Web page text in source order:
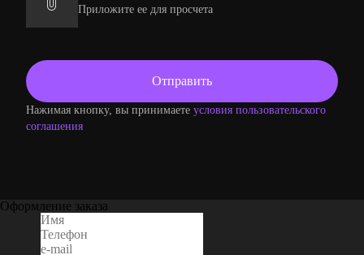
Приложите ее для просчета
Нажимая кнопку, вы принимаете условия пользовательского
соглашения
Оформление заказа